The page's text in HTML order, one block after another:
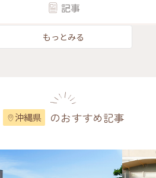
記事
もっとみる
沖縄県 のおすすめ記事